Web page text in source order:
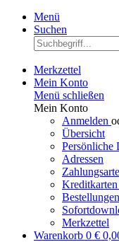
Menü
Suchen
Merkzettel
Mein Konto
Menü schließen
Mein Konto
Anmelden
Übersicht
Persönliche
Adressen
Bestellungen
Merkzettel
Warenkorb 0 €